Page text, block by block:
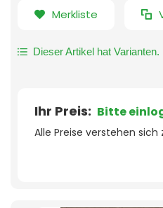
Merkliste
Dieser Artikel hat Varianten.
Ihr Preis: Bitte
Alle Preise verstehen sich